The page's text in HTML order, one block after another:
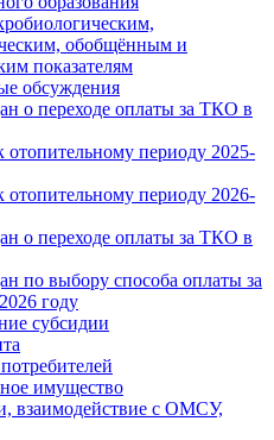
обобщённым и
показателям
обсуждения
о переходе оплаты за ТКО в
отопительному периоду 2025-
отопительному периоду 2026-
о переходе оплаты за ТКО в
по выбору способа оплаты за
году
субсидии
имущество
взаимодействие с ОМСУ,